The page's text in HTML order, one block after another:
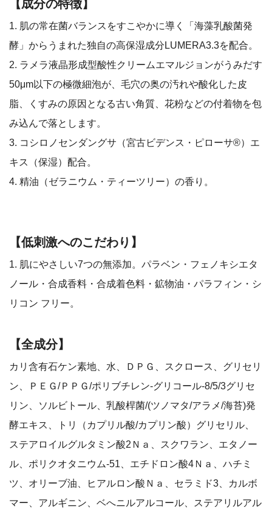
【成分の特徴】
1. 肌の常在菌バランスをすこやかに導く「海藻乳酸菌発
酵」からうまれた独自の高保湿成分LUMERA3.3を配合。
2. ラメラ液晶形成型酸性クリームエマルジョンがうみだす
50μm以下の極微細泡が、毛穴の奥の汚れや酸化した皮
脂、くすみの原因となる古い角質、花粉などの付着物を包
み込んで落とします。
3. コシロノセンダングサ（宮古ビデンス・ピローサ®）エ
キス（保湿）配合。
4. 精油（ゼラニウム・ティーツリー）の香り。
【低刺激へのこだわり】
1. 肌にやさしい7つの無添加。パラベン・フェノキシエタ
ノール・合成香料・合成着色料・鉱物油・パラフィン・シ
リコン フリー。
【全成分】
カリ含有石ケン素地、水、ＤＰＧ、スクロース、グリセリ
ン、ＰＥＧ/ＰＰＧ/ポリブチレン-グリコール-8/5/3グリセ
リン、ソルビトール、乳酸桿菌/(ツノマタ/アラメ/海苔)発
酵エキス、トリ（カプリル酸/カプリン酸）グリセリル、
ステアロイルグルタミン酸2Ｎａ、スクワラン、エタノー
ル、ポリクオタニウム-51、エチドロン酸4Ｎａ、ハチミ
ツ、オリーブ油、ヒアルロン酸Ｎａ、セラミド3、カルボ
マー、アルギニン、ベへニルアルコール、ステアリルアル